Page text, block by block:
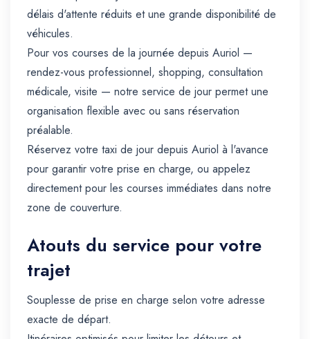
délais d'attente réduits et une grande disponibilité de
véhicules.
Pour vos courses de la journée depuis Auriol —
rendez-vous professionnel, shopping, consultation
médicale, visite — notre service de jour permet une
organisation flexible avec ou sans réservation
préalable.
Réservez votre taxi de jour depuis Auriol à l'avance
pour garantir votre prise en charge, ou appelez
directement pour les courses immédiates dans notre
zone de couverture.
Atouts du service pour votre
trajet
Souplesse de prise en charge selon votre adresse
exacte de départ.